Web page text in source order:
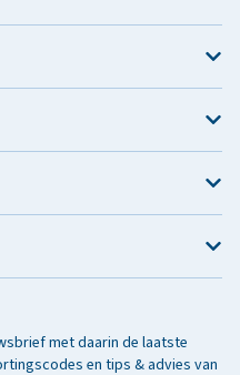
met daarin de laatste
en tips & advies van